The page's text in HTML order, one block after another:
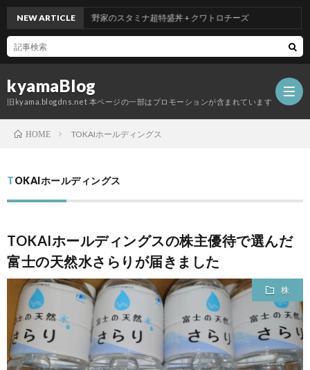
kyamaBlog
旧kyama.blogdns.net 本ページの一部はプロモーションが含まれています
NEW ARTICLE吉野家のスタミナ超特盛丼 + クワトロチーズ
HOME TOKAIホールディングス
TOKAIホールディングス
TOKAIホールディングスの株主優待で選んだ
富士の天然水さらりが届きました
株